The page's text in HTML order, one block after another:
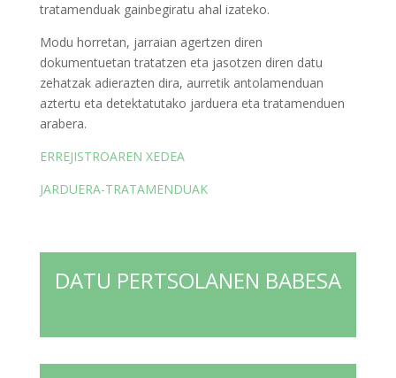
tratamenduak gainbegiratu ahal izateko.
Modu horretan, jarraian agertzen diren
dokumentuetan tratatzen eta jasotzen diren datu
zehatzak adierazten dira, aurretik antolamenduan
aztertu eta detektatutako jarduera eta tratamenduen
arabera.
ERREJISTROAREN XEDEA
JARDUERA-TRATAMENDUAK
DATU PERTSOLANEN BABESA